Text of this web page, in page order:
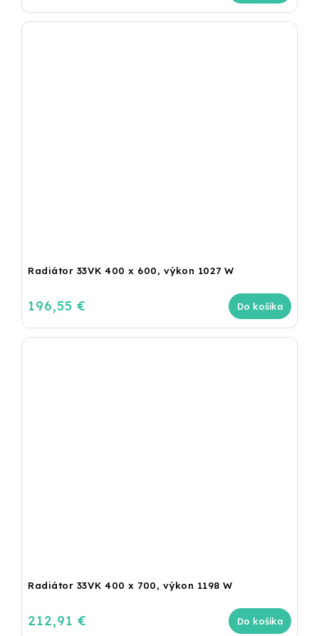
Radiátor 33VK 400 x 600, výkon 1027 W
196,55 € Do košíka
Radiátor 33VK 400 x 700, výkon 1198 W
212,91 € Do košíka